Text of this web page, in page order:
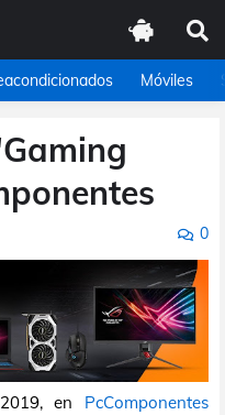
Móviles
0
en PcComponentes